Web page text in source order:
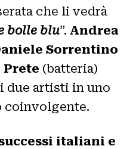
che li vedrà
bolle blu”. Andrea
Sorrentino
(batteria)
due artisti in uno
coinvolgente.
italiani e